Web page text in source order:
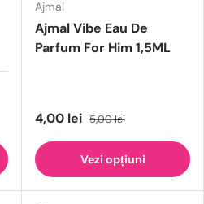
Ajmal
Ajmal Vibe Eau De
Parfum For Him 1,5ML
4,00 lei 5,00 lei
Vezi opțiuni